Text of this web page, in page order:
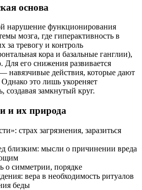
основа
нарушение функционирования
мозга, где гиперактивность в
за тревогу и контроль
кора и базальные ганглии),
Для его снижения развивается
навязчивые действия, которые дают
это лишь укореняет
создавая замкнутый круг.
и их природа
страх загрязнения, заразиться
близким: мысли о причинении вреда
о симметрии, порядке
вера в необходимость ритуалов
беды